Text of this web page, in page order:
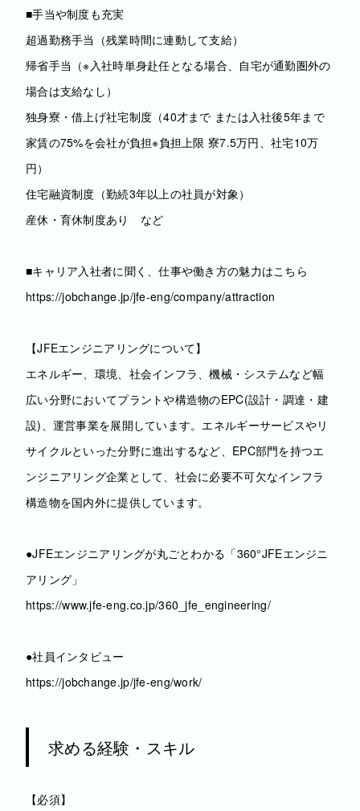
■手当や制度も充実
超過勤務手当（残業時間に連動して支給）
帰省手当（※入社時単身赴任となる場合、自宅が通勤圏外の
場合は支給なし）
独身寮・借上げ社宅制度（40才まで または入社後5年まで
家賃の75%を会社が負担※負担上限 寮7.5万円、社宅10万
円）
住宅融資制度（勤続3年以上の社員が対象）
産休・育休制度あり など
■キャリア入社者に聞く、仕事や働き方の魅力はこちら
https://jobchange.jp/jfe-eng/company/attraction
【JFEエンジニアリングについて】
エネルギー、環境、社会インフラ、機械・システムなど幅
広い分野においてプラントや構造物のEPC(設計・調達・建
設)、運営事業を展開しています。エネルギーサービスやリ
サイクルといった分野に進出するなど、EPC部門を持つエ
ンジニアリング企業として、社会に必要不可欠なインフラ
構造物を国内外に提供しています。
●JFEエンジニアリングが丸ごとわかる「360°JFEエンジニ
アリング」
https://www.jfe-eng.co.jp/360_jfe_engineering/
●社員インタビュー
https://jobchange.jp/jfe-eng/work/
求める経験・スキル
【必須】